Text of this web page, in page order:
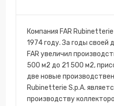
Компания FAR
1974 году. За годы своей
FAR увеличил
500 м2 до 21 500 м2,
две новые
Rubinetterie S.p.A.
производству